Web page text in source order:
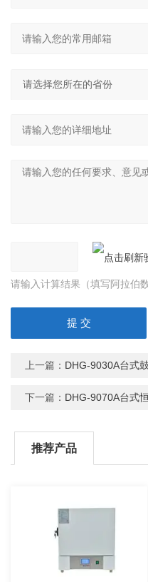
请输入计算结果（填写阿拉伯
上一篇： DHG-9030A台式
下一篇： DHG-9070A台式
推荐产品